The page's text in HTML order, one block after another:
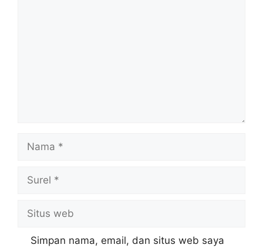
web
Simpan nama, email, dan situs web saya